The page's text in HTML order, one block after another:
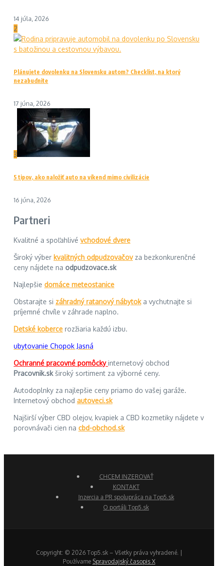
14 júla, 2026
2
Plánujete dovolenku na Slovensku autom? Checklist, na ktorý
nezabudnite
17 júna, 2026
3
5 tipov, ako naložiť auto na víkend mimo civilizácie
16 júna, 2026
Partneri
Kvalitné a spoľahlivé vchodové dvere
Široký výber kvalitných odpudzovačovza bezkonkurenčné
ceny nájdete na odpudzovace.sk
Najlepšie domáce meteostanice
Obstarajte si záhradný ratanový nábytoka vychutnajte si
príjemné chvíle v záhrade naplno.
Detské koberce rozžiaria každú izbu.
ubytovanie Chopok Jasná
Ochranné pracovné pomôckyinternetový obchod
Pracovnik.skširoký sortiment za výborné ceny.
Autodoplnky za najlepšie ceny priamo do vašej garáže.
Internetový obchod autoveci.sk
Najširší výber CBD olejov, kvapiek a CBD kozmetiky nájdete v
porovnávači cien na cbd-obchod.sk
CHCEM INZEROVAŤ
KONTAKT
Inzercia a PR spolupráca na Top5.sk
O portáli Top5.sk
Copyright: © 2026 Top5.sk – Všetky práva vyhradené. |
Používame Spravodajský časopis X